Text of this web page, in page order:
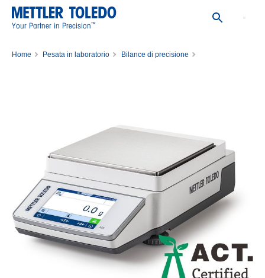
Your Partner in Precision™
Home Pesata in laboratorio
Bilance di precisione